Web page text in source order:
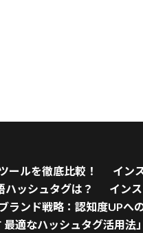
ールを徹底比較！ イン
ッシュタグは？
イン
ランド戦略：認知度UPへ
適なハッシュタグ活用法」